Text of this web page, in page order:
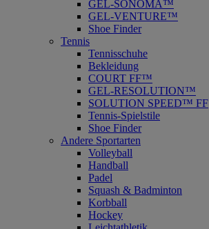
GEL-SONOMA™
GEL-VENTURE™
Shoe Finder
Tennis
Tennisschuhe
Bekleidung
COURT FF™
GEL-RESOLUTION™
SOLUTION SPEED™ FF
Tennis-Spielstile
Shoe Finder
Andere Sportarten
Volleyball
Handball
Padel
Squash & Badminton
Korbball
Hockey